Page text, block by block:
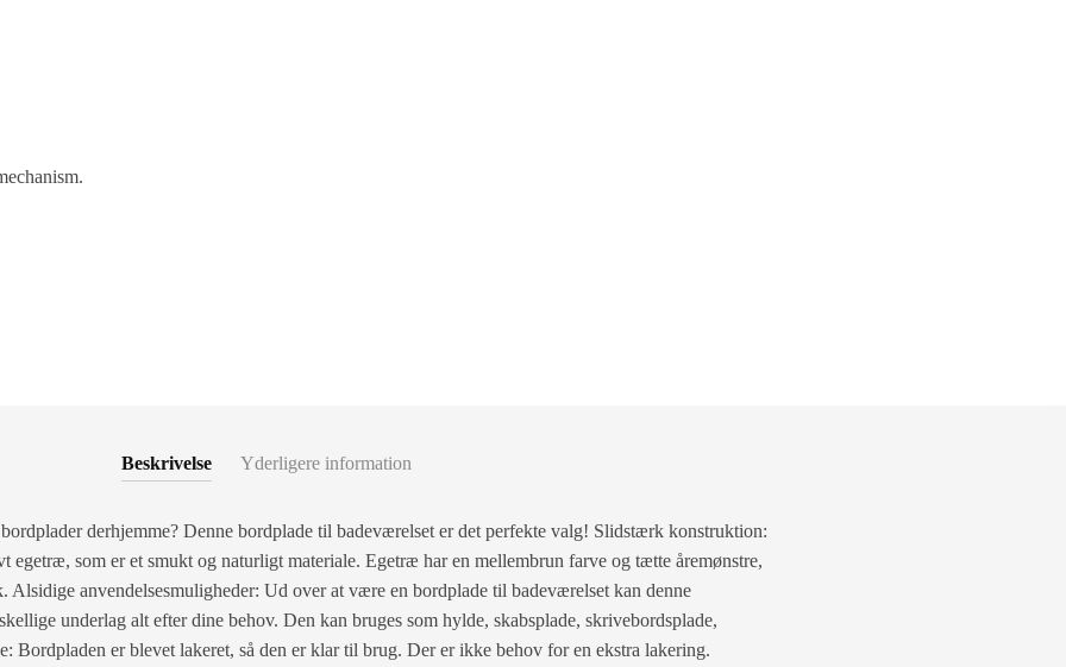
Beskrivelse Yderligere information
derhjemme? Denne bordplade til badeværelset er det perfekte valg! Slidstærk konstruktion:
egetræ, som er et smukt og naturligt materiale. Egetræ har en mellembrun farve og tætte åremønstre,
anvendelsesmuligheder: Ud over at være en bordplade til badeværelset kan denne
underlag alt efter dine behov. Den kan bruges som hylde, skabsplade, skrivebordsplade,
Bordpladen er blevet lakeret, så den er klar til brug. Der er ikke behov for en ekstra lakering.